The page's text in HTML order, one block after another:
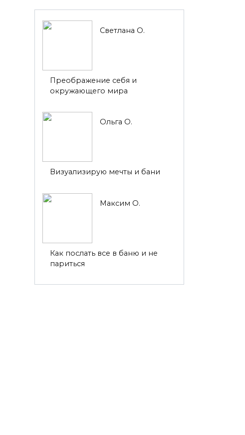
Светлана О.
Преображение себя и
окружающего мира
Ольга О.
Визуализирую мечты и бани
Максим О.
Как послать все в баню и не
париться